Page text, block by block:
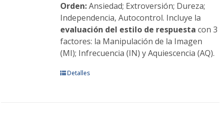
Orden:Ansiedad; Extroversión; Dureza;
Independencia, Autocontrol. Incluye la
evaluación del estilo de respuesta con 3
factores: la Manipulación de la Imagen
(MI); Infrecuencia (IN) y Aquiescencia (AQ).
EsteDetalles